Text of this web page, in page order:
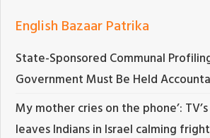
English Bazaar Patrika
State-Sponsored Communal
Government Must Be Held
My mother cries on the phone’:
leaves Indians in Israel calming